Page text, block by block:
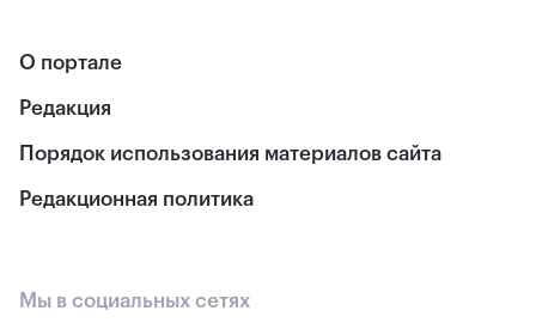
О портале
Редакция
Порядок использования материалов сайта
Редакционная политика
Мы в социальных сетях